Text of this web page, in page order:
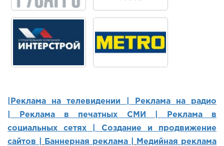
|Реклама на телевидении |
Реклама на радио
Реклама в печатных СМИ |
Реклама в
социальных сетях | Создание и продвижение
сайтов
Баннерная реклама |
Медийная реклама